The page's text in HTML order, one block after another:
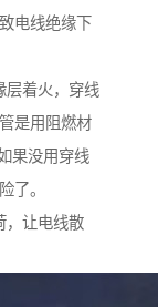
电线绝缘下
层着火，穿线
是用阻燃材
果没用穿线
了。
，让电线散